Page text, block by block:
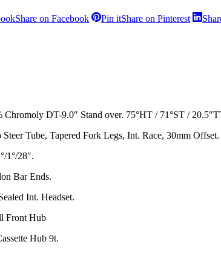
Share on Facebook Pin itShare on Pinterest
DT-9.0″ Stand over. 75°HT / 71°ST /
Tube, Tapered Fork Legs, Int. Race, 30mm Offset.
1°/28″.
Bar Ends.
Int. Headset.
Front Hub
Hub 9t.